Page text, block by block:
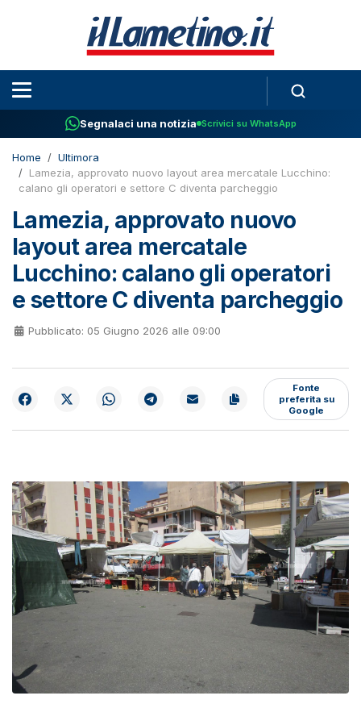
Segnalaci una notizia Scrivici su WhatsApp
Home
Ultimora
Lamezia, approvato nuovo layout area mercatale Lucchino:
calano gli operatori e settore C diventa parcheggio
Lamezia, approvato nuovo
layout area mercatale
Lucchino: calano gli operatori
e settore C diventa parcheggio
Pubblicato: 05 Giugno 2026 alle 09:00
Fonte
preferita su
Google